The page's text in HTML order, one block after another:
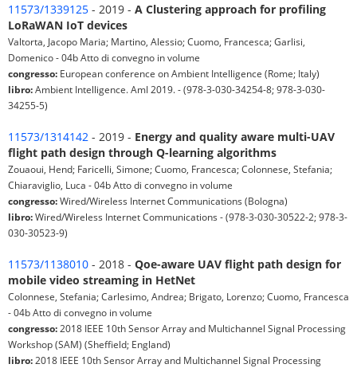
11573/1339125 - 2019 - A Clustering approach for profiling
LoRaWAN IoT devices
Valtorta, Jacopo Maria; Martino, Alessio; Cuomo, Francesca; Garlisi,
Domenico - 04b Atto di convegno in volume
congresso: European conference on Ambient Intelligence (Rome; Italy)
libro:Ambient Intelligence. AmI 2019. - (978-3-030-34254-8; 978-3-030-
34255-5)
11573/1314142 - 2019 - Energy and quality aware multi-UAV
flight path design through Q-learning algorithms
Zouaoui, Hend; Faricelli, Simone; Cuomo, Francesca; Colonnese, Stefania;
Chiaraviglio, Luca - 04b Atto di convegno in volume
congresso:Wired/Wireless Internet Communications (Bologna)
libro:Wired/Wireless Internet Communications - (978-3-030-30522-2; 978-3-
030-30523-9)
11573/1138010 - 2018 - Qoe-aware UAV flight path design for
mobile video streaming in HetNet
Colonnese, Stefania; Carlesimo, Andrea; Brigato, Lorenzo; Cuomo, Francesca
- 04b Atto di convegno in volume
congresso: 2018 IEEE 10th Sensor Array and Multichannel Signal Processing
Workshop (SAM) (Sheffield; England)
libro: 2018 IEEE 10th Sensor Array and Multichannel Signal Processing